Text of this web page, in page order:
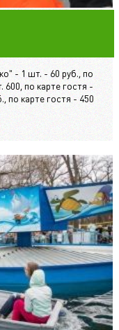
- 1 шт. - 60 руб., по
600, по карте гостя -
по карте гостя - 450